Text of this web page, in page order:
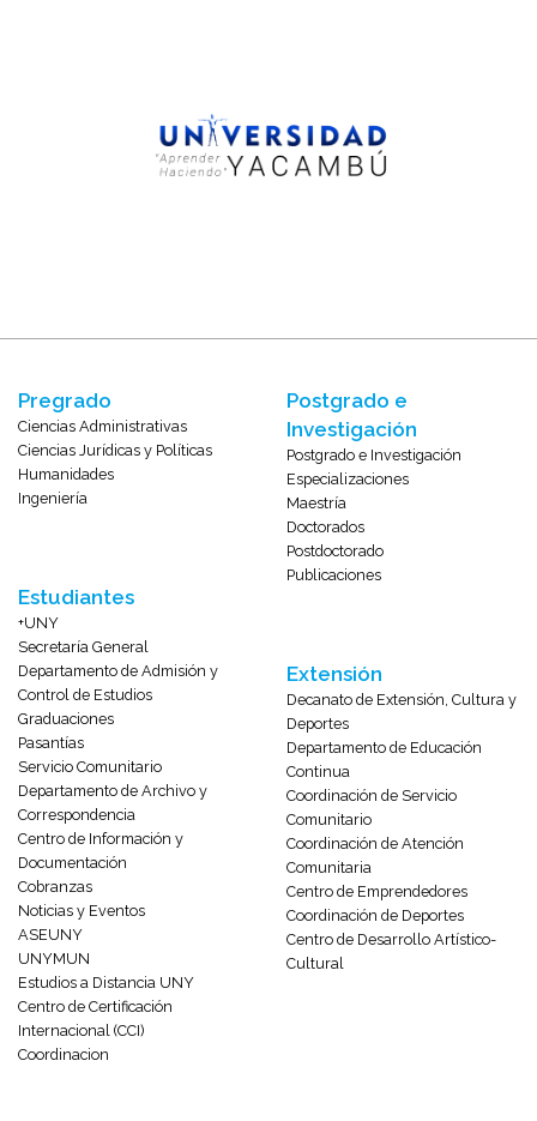
Pregrado
Ciencias Administrativas
Ciencias Jurídicas y Políticas
Humanidades
Ingeniería
Estudiantes
+UNY
Secretaría General
Departamento de Admisión y
Control de Estudios
Graduaciones
Pasantías
Servicio Comunitario
Departamento de Archivo y
Correspondencia
Centro de Información y
Documentación
Cobranzas
Noticias y Eventos
ASEUNY
UNYMUN
Estudios a Distancia UNY
Centro de Certificación
Internacional (CCI)
Coordinacion
Postgrado e
Investigación
Postgrado e Investigación
Especializaciones
Maestría
Doctorados
Postdoctorado
Publicaciones
Extensión
Decanato de Extensión, Cultura y
Deportes
Departamento de Educación
Continua
Coordinación de Servicio
Comunitario
Coordinación de Atención
Comunitaria
Centro de Emprendedores
Coordinación de Deportes
Centro de Desarrollo Artístico-
Cultural